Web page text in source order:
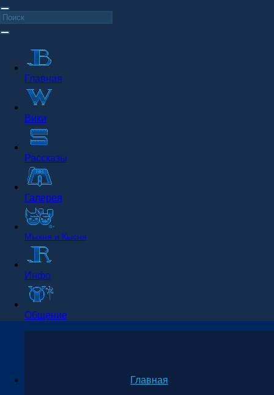
Главная
Вики
Рассказы
Галерея
Мыхня и Кысня
Инфо
Общение
Главная